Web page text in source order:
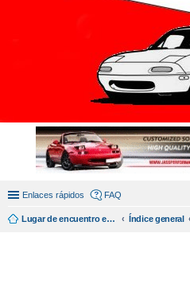
Enlaces rápidos FAQ
Lugar de encuentro en español de amantes del miata/mx5. Índice general